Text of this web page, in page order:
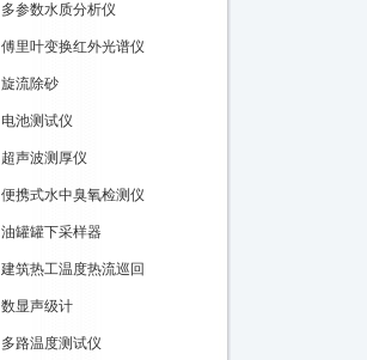
多参数水质分析仪
傅里叶变换红外光谱仪
旋流除砂
电池测试仪
超声波测厚仪
便携式水中臭氧检测仪
油罐罐下采样器
建筑热工温度热流巡回
数显声级计
多路温度测试仪